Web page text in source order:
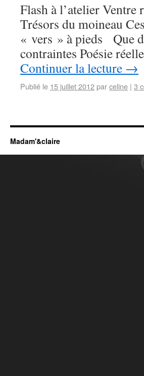
Flash à l’atelier
Trésors du moineau
« vers » à pieds Que
contraintes Poésie
Continuer la lecture →
Publié le 15 juillet 2012parceline | 3
Madam'&claire